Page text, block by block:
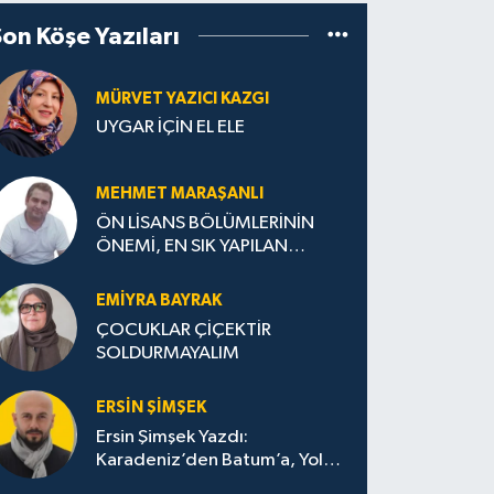
Köşe Yazıları
MÜRVET YAZICI KAZGI
UYGAR İÇİN EL ELE
MEHMET MARAŞANLI
ÖN LİSANS BÖLÜMLERİNİN
ÖNEMİ, EN SIK YAPILAN
STRATEJİLERİ
EMIYRA BAYRAK
ÇOCUKLAR ÇİÇEKTİR
SOLDURMAYALIM
ERSIN ŞIMŞEK
Ersin Şimşek Yazdı:
Karadeniz’den Batum’a, Yolun